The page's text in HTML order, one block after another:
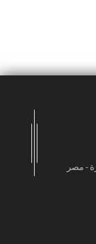
- مصر